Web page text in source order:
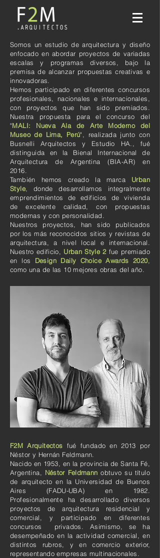
Somos un estudio de arquitectura y diseño
enfocado en abordar proyectos de variadas
escalas y programas diversos, bajo la
premisa de alcanzar propuestas creativas e
innovadoras.
Hemos participado en diferentes concursos
profesionales, nacionales e internacionales,
con proyectos que han sido premiados.
Nuestra propuesta para el concurso del
"MALI: Nueva Ala de Arte Moderno del
Museo de Lima, Perú", realizada junto con
Busnelli Arquitectos y Estudio HA., fué
distinguida en la Bienal Internacional de
Arquitectura de Argentina (BIA-AR) en
2016.
También hemos creado la marca Urban
Style, donde desarrollamos integralmente
emprendimientos de edificios de vivienda
de excelente calidad, con propuestas
modernas y con personalidad.
Nuestros proyectos, han sido publicados
por los más reconocidos sitios y revistas de
arquitectura, a nivel local e internacional.
Nuestro edificio, Urban Style 2 fue premiado
en los Design Daily Choice Awards 2020,
como una de las 10 mejores obras del año.
F2M Arquitectos fué fundado en 2013 por
Néstor y Hernán Feldmann.
Nacido en 1953, en la provincia de Santa Fé,
Argentina, Néstor Feldmann obtuvo su título
de arquitecto en la Universidad de Buenos
Aires (FADU-UBA) en 1982.
Profesionalmente ha desarrollado diversos
proyectos de arquitectura residencial y
comercial, y participado en diferentes
concursos privados. Asimismo, se ha
desempeñado en la actividad comercial, en
distintos rubros, y en comercio exterior,
representando empresas multinacionales.